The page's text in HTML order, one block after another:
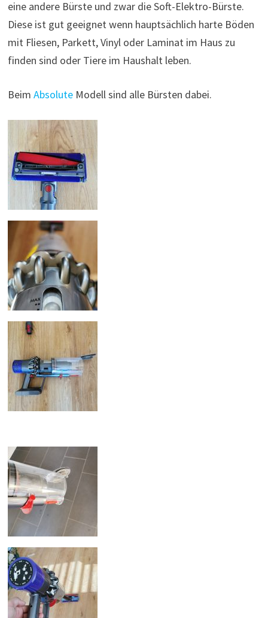
eine andere Bürste und zwar die Soft-Elektro-Bürste.
Diese ist gut geeignet wenn hauptsächlich harte Böden
mit Fliesen, Parkett, Vinyl oder Laminat im Haus zu
finden sind oder Tiere im Haushalt leben.
Beim AbsoluteModell sind alle Bürsten dabei.